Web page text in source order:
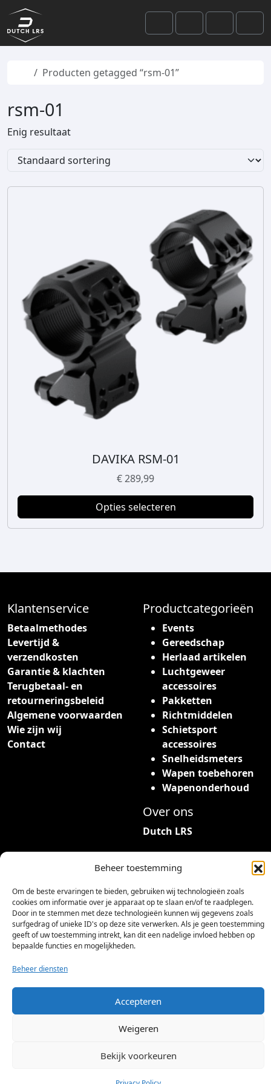
Beheer toestemming
Om de beste ervaringen te bieden, gebruiken wij technologieën zoals
cookies om informatie over je apparaat op te slaan en/of te raadplegen.
Door in te stemmen met deze technologieën kunnen wij gegevens zoals
surfgedrag of unieke ID's op deze site verwerken. Als je geen toestemming
geeft of uw toestemming intrekt, kan dit een nadelige invloed hebben op
bepaalde functies en mogelijkheden.
Beheer diensten
Accepteren
Weigeren
Bekijk voorkeuren
Skip to content
Skip to footer
SearchAccount
Cart
Home
Producten getagged “rsm-01”
rsm-01
Enig resultaat
DAVIKA RSM-01
€289,99
Opties selecteren
p
r
o
c
h
e
f
t
m
e
e
r
d
e
a
e
s
.
D
e
z
Klantenservice
Betaalmethodes
Levertijd &
verzendkosten
Garantie & klachten
Terugbetaal- en
retourneringsbeleid
Algemene voorwaarden
Wie zijn wij
Contact
Productcategorieën
Events
Gereedschap
Herlaad artikelen
Luchtgeweer
accessoires
Pakketten
Richtmiddelen
Schietsport
accessoires
Snelheidsmeters
Wapen toebehoren
Wapenonderhoud
Over ons
Dutch LRS
Adres: Hambeukerboord
35
(geen bezoekadres)
info@dutchlrs.nl
+31 45 2123953
2026 Dutch LRS